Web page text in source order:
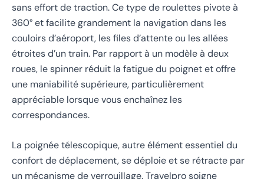
sans effort de traction. Ce type de roulettes pivote à
360° et facilite grandement la navigation dans les
couloirs d’aéroport, les files d’attente ou les allées
étroites d’un train. Par rapport à un modèle à deux
roues, le spinner réduit la fatigue du poignet et offre
une maniabilité supérieure, particulièrement
appréciable lorsque vous enchaînez les
correspondances.
La poignée télescopique, autre élément essentiel du
confort de déplacement, se déploie et se rétracte par
un mécanisme de verrouillage. Travelpro soigne